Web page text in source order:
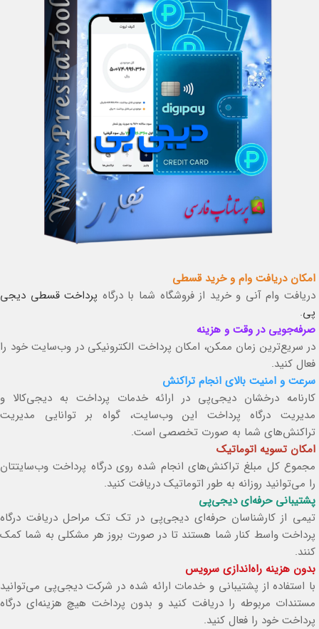
امکان دریافت وام و خرید قسطی
دریافت وام آنی و خرید از فروشگاه شما با درگاه پرداخت قسطی دیجی
پی.
صرفه‌جویی در وقت و هزینه
در سریع‌ترین زمان ممکن، امکان پرداخت الکترونیکی در وب‌سایت خود را
فعال کنید.
سرعت و امنیت بالای انجام تراکنش
کارنامه درخشان دیجی‌پی در ارائه خدمات پرداخت به دیجی‌کالا و
مدیریت درگاه پرداخت این وب‌سایت، گواه بر توانایی مدیریت
تراکنش‌های شما به صورت تخصصی است.
امکان تسویه اتوماتیک
مجموع کل مبلغ تراکنش‌های انجام شده روی درگاه پرداخت وب‌سایتتان
را می‌توانید روزانه به طور اتوماتیک دریافت کنید.
پشتیبانی ‌حرفه‌ای دیجی‌پی
تیمی از کارشناسان حرفه‌ای دیجی‌پی در تک تک مراحل دریافت درگاه
پرداخت واسط کنار شما هستند تا در صورت بروز هر مشکلی به شما کمک
کنند.
بدون هزینه راه‌اندازی سرویس
با استفاده از پشتیبانی و خدمات ارائه شده در شرکت دیجی‌پی می‌توانید
مستندات مربوطه را دریافت کنید و بدون پرداخت هیچ هزینه‌ای درگاه
پرداخت خود را فعال کنید.